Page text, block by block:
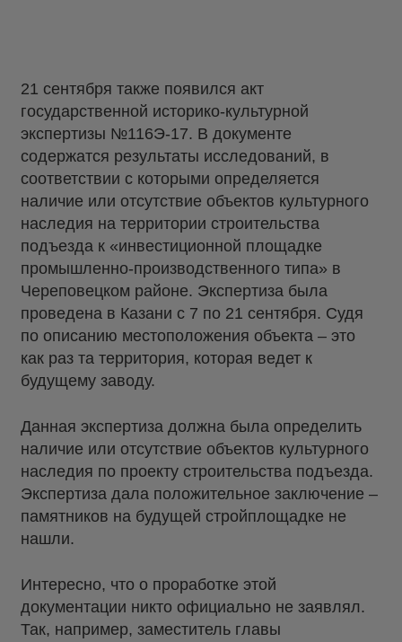
21 сентября также появился акт
государственной историко-культурной
экспертизы №116Э-17. В документе
содержатся результаты исследований, в
соответствии с которыми определяется
наличие или отсутствие объектов культурного
наследия на территории строительства
подъезда к «инвестиционной площадке
промышленно-производственного типа» в
Череповецком районе. Экспертиза была
проведена в Казани с 7 по 21 сентября. Судя
по описанию местоположения объекта – это
как раз та территория, которая ведет к
будущему заводу.
Данная экспертиза должна была определить
наличие или отсутствие объектов культурного
наследия по проекту строительства подъезда.
Экспертиза дала положительное заключение –
памятников на будущей стройплощадке не
нашли.
Интересно, что о проработке этой
документации никто официально не заявлял.
Так, например, заместитель главы